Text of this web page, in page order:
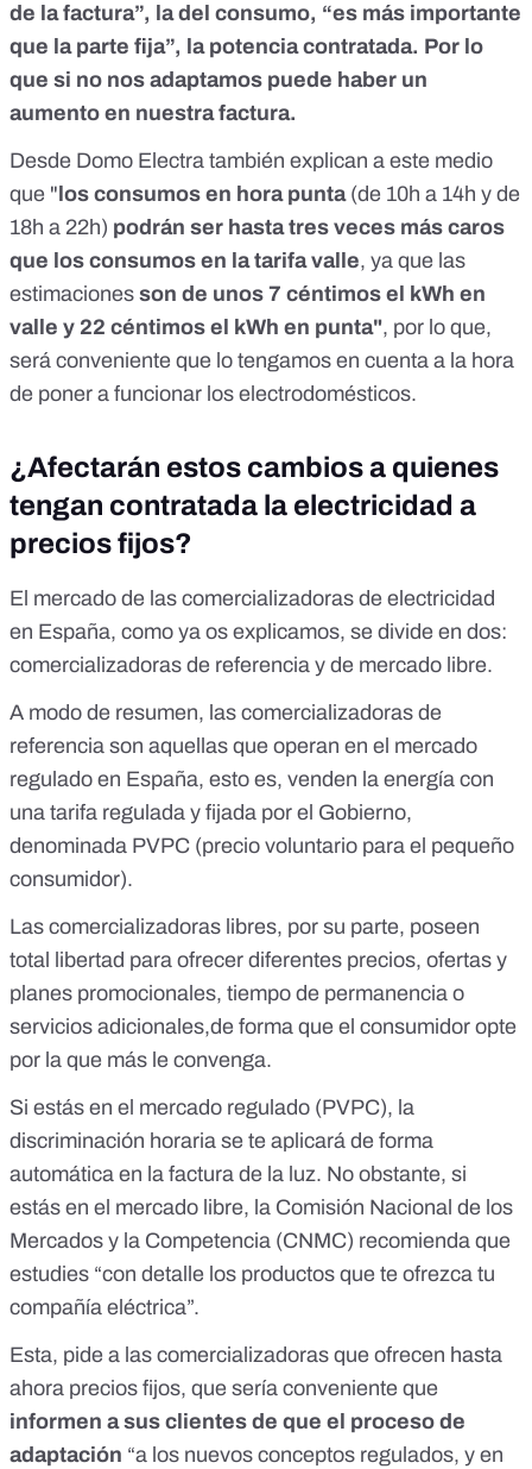
de la factura”, la del consumo, “es más importante
que la parte fija”, la potencia contratada. Por lo
que si no nos adaptamos puede haber un
aumento en nuestra factura.
Desde Domo Electra también explican a este medio
que " los consumos en hora punta(de 10h a 14h y de
18h a 22h) podrán ser hasta tres veces más caros
que los consumos en la tarifa valle, ya que las
estimaciones son de unos 7 céntimos el kWh en
valle y 22 céntimos el kWh en punta", por lo que,
será conveniente que lo tengamos en cuenta a la hora
de poner a funcionar los electrodomésticos.
¿Afectarán estos cambios a quienes
tengan contratada la electricidad a
precios fijos?
El mercado de las comercializadoras de electricidad
en España, como ya os explicamos, se divide en dos:
comercializadoras de referencia y de mercado libre.
A modo de resumen, las comercializadoras de
referencia son aquellas que operan en el mercado
regulado en España, esto es, venden la energía con
una tarifa regulada y fijada por el Gobierno,
denominada PVPC (precio voluntario para el pequeño
consumidor).
Las comercializadoras libres, por su parte, poseen
total libertad para ofrecer diferentes precios, ofertas y
planes promocionales, tiempo de permanencia o
servicios adicionales,de forma que el consumidor opte
por la que más le convenga.
Si estás en el mercado regulado (PVPC), la
discriminación horaria se te aplicará de forma
automática en la factura de la luz. No obstante, si
estás en el mercado libre, la Comisión Nacional de los
Mercados y la Competencia (CNMC) recomienda que
estudies “con detalle los productos que te ofrezca tu
compañía eléctrica”.
Esta, pide a las comercializadoras que ofrecen hasta
ahora precios fijos, que sería conveniente que
informen a sus clientes de que el proceso de
adaptación “a los nuevos conceptos regulados, y en